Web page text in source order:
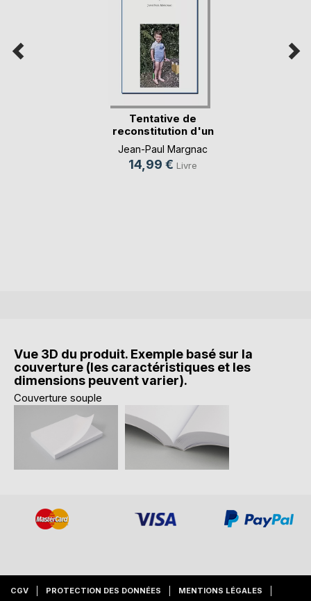
Tentative de
reconstitution d'un
P(...)
Jean-Paul Margnac
14,99 € Livre
Vue 3D du produit. Exemple basé sur la
couverture (les caractéristiques et les
dimensions peuvent varier).
Couverture souple
CGV PROTECTION DES DONNÉES MENTIONS LÉGALES